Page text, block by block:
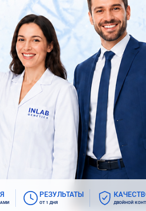
РЕЗУЛЬТАТЫ
ОТ 1 ДНЯ ДВОЙНОЙ